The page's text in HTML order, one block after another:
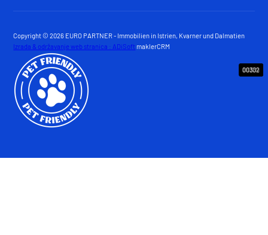
00390
00386
00385
00381
00379
00378
00376
00374
00373
00369
00230
00302
Copyright © 2026 EURO PARTNER - Immobilien in Istrien, Kvarner und Dalmatien
Izrada & održavanje web stranica : ADiSoft maklerCRM